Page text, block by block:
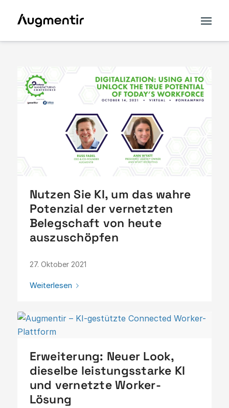
Nutzen Sie KI, um das wahre
Potenzial der vernetzten
Belegschaft von heute
auszuschöpfen
27. Oktober 2021
Weiterlesen
Erweiterung: Neuer Look,
dieselbe leistungsstarke KI
und vernetzte Worker-
Lösung